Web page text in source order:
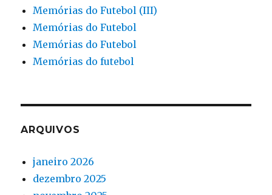
Memórias do Futebol (III)
Memórias do Futebol
Memórias do Futebol
Memórias do futebol
ARQUIVOS
janeiro 2026
dezembro 2025